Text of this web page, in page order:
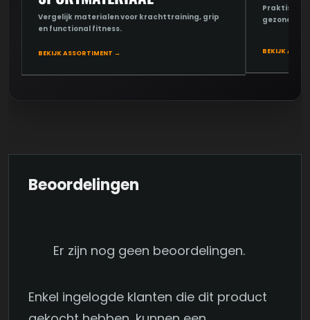
Vergelijk materialen voor krachttraining, grip
en functional fitness.
BEKIJK ASSORTIMENT →
Praktische
BEKIJK
Beoordelingen
Er zijn nog geen beoordelingen.
Enkel ingelogde klanten die dit product